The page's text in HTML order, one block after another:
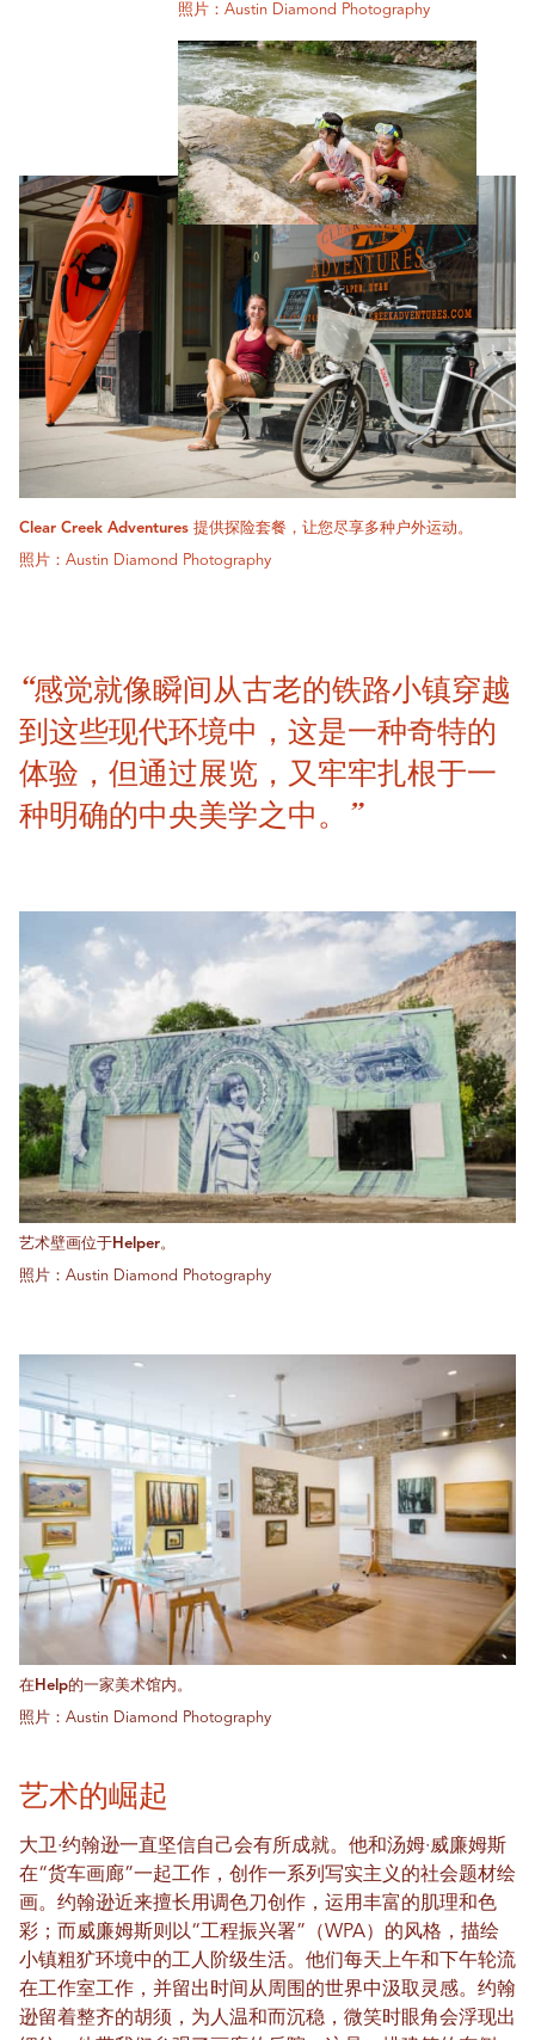
照片：Austin Diamond Photography
Clear Creek Adventures 提供探险套餐，让您尽享多种户外运动。
照片：Austin Diamond Photography
“感觉就像瞬间从古老的铁路小镇穿越
到这些现代环境中，这是一种奇特的
体验，但通过展览，又牢牢扎根于一
种明确的中央美学之中。”
艺术壁画位于Helper。
照片：Austin Diamond Photography
在Help的一家美术馆内。
照片：Austin Diamond Photography
艺术的崛起
大卫·约翰逊一直坚信自己会有所成就。他和汤姆·威廉姆斯
在“货车画廊”一起工作，创作一系列写实主义的社会题材绘
画。约翰逊近来擅长用调色刀创作，运用丰富的肌理和色
彩；而威廉姆斯则以“工程振兴署”（WPA）的风格，描绘
小镇粗犷环境中的工人阶级生活。他们每天上午和下午轮流
在工作室工作，并留出时间从周围的世界中汲取灵感。约翰
逊留着整齐的胡须，为人温和而沉稳，微笑时眼角会浮现出